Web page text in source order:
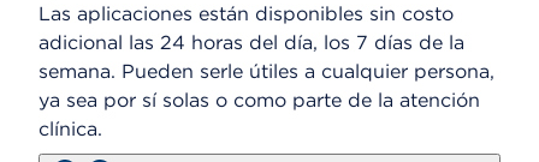
Las aplicaciones están disponibles sin costo
adicional las 24 horas del día, los 7 días de la
semana. Pueden serle útiles a cualquier persona,
ya sea por sí solas o como parte de la atención
clínica.